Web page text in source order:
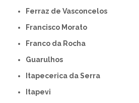
Ferraz de Vasconcelos
Francisco Morato
Franco da Rocha
Guarulhos
Itapecerica da Serra
Itapevi